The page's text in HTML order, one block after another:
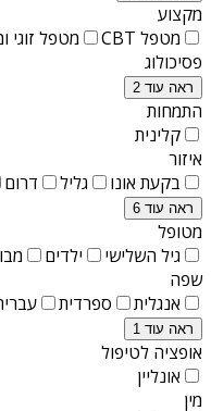
מקצוע
מטפל CBT
מטפל זוגי
פסיכולוג
ראה עוד 2
התמחות
קלינית
איזור
בקעת אונו
גליל דרום
ראה עוד 6
מטופל
גיל השלישי
ילדים
שפה
אנגלית
ספרדית
ראה עוד 1
אופציה לטיפול
אונליין
מין